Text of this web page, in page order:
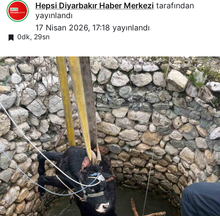
Hepsi Diyarbakır Haber Merkezi tarafından
yayınlandı
17 Nisan 2026, 17:18 yayınlandı
0dk, 29sn